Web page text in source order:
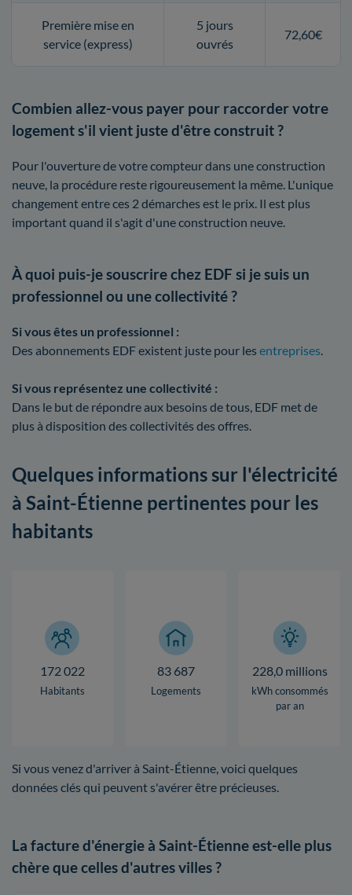
Première mise en
service (express)
5 jours
ouvrés
72,60€
Combien allez-vous payer pour raccorder votre
logement s'il vient juste d'être construit ?
Pour l'ouverture de votre compteur dans une construction
neuve, la procédure reste rigoureusement la même. L'unique
changement entre ces 2 démarches est le prix. Il est plus
important quand il s'agit d'une construction neuve.
À quoi puis-je souscrire chez EDF si je suis un
professionnel ou une collectivité ?
Si vous êtes un professionnel :
Des abonnements EDF existent juste pour les entreprises.
Si vous représentez une collectivité :
Dans le but de répondre aux besoins de tous, EDF met de
plus à disposition des collectivités des offres.
Quelques informations sur l'électricité
à Saint-Étienne pertinentes pour les
habitants
172 022
Habitants
83 687
Logements
228,0 millions
kWh consommés
par an
Si vous venez d'arriver à Saint-Étienne, voici quelques
données clés qui peuvent s'avérer être précieuses.
La facture d'énergie à Saint-Étienne est-elle plus
chère que celles d'autres villes ?